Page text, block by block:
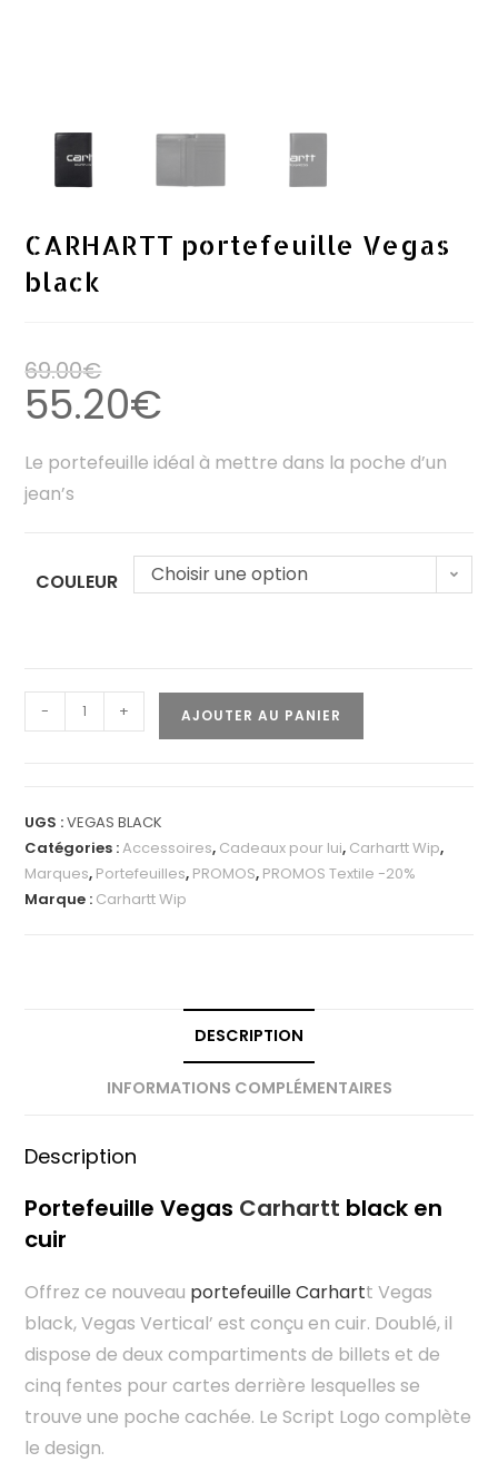
CARHARTT portefeuille Vegas
black
69.00€
55.20€
Le portefeuille idéal à mettre dans la poche d’un
jean’s
COULEUR Choisir une option
- + AJOUTER AU PANIER
UGS :VEGAS BLACK
Catégories :Accessoires, Cadeaux pour lui, Carhartt Wip,
Marques, Portefeuilles, PROMOS, PROMOS Textile -20%
Marque : Carhartt Wip
DESCRIPTION
INFORMATIONS COMPLÉMENTAIRES
Description
Portefeuille Vegas Carhartt black en
cuir
Offrez ce nouveau portefeuille Carhartt Vegas
black, Vegas Vertical’ est conçu en cuir. Doublé, il
dispose de deux compartiments de billets et de
cinq fentes pour cartes derrière lesquelles se
trouve une poche cachée. Le Script Logo complète
le design.